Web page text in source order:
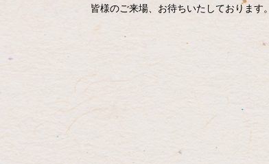
皆様のご来場、お待ちいたしております。